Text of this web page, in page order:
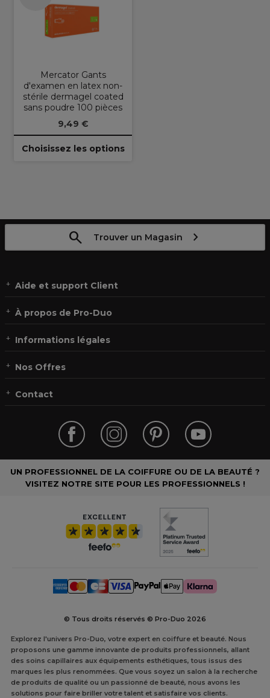
Mercator Gants
d'examen en latex non-
stérile dermagel coated
sans poudre 100 pièces
9,49 €
Choisissez les options
Trouver un Magasin
Aide et support Client
À propos de Pro-Duo
Informations légales
Nos Offres
Contact
UN PROFESSIONNEL DE LA COIFFURE OU DE LA BEAUTÉ ?
VISITEZ NOTRE SITE POUR LES PROFESSIONNELS !
© Tous droits réservés © Pro-Duo 2026
Explorez l'univers Pro-Duo, votre expert en coiffure et beauté. Nous
proposons une gamme innovante de produits professionnels, allant
des soins capillaires aux équipements esthétiques, tous issus des
marques les plus renommées. Que vous soyez un salon à la recherche
de produits de qualité ou un passionné de beauté, nous avons les
solutions pour faire briller votre talent et satisfaire vos clients.